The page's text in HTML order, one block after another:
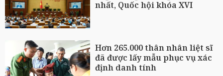
nhất, Quốc hội khóa XVI
Hơn 265.000 thân nhân liệt sĩ
đã được lấy mẫu phục vụ xác
định danh tính